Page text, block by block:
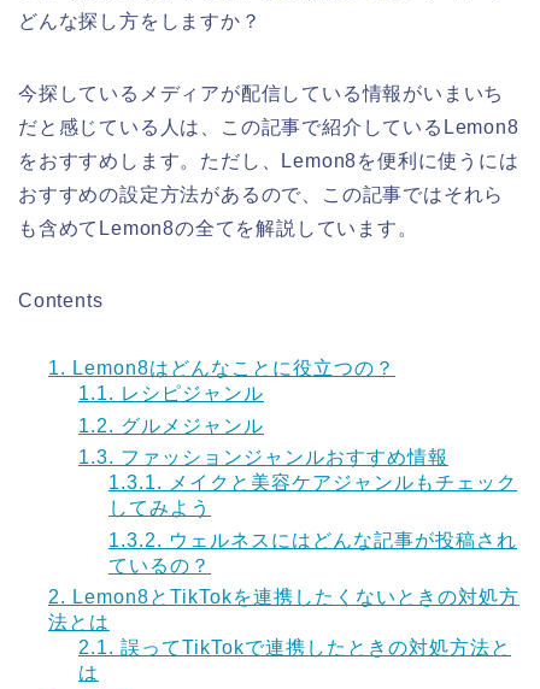
どんな探し方をしますか？
今探しているメディアが配信している情報がいまいち
だと感じている人は、この記事で紹介しているLemon8
をおすすめします。ただし、Lemon8を便利に使うには
おすすめの設定方法があるので、この記事ではそれら
も含めてLemon8の全てを解説しています。
Contents
1. Lemon8はどんなことに役立つの？
1.1. レシピジャンル
1.2. グルメジャンル
1.3. ファッションジャンルおすすめ情報
1.3.1.
メイクと美容ケアジャンルもチェック
してみよう
1.3.2. ウェルネスにはどんな記事が投稿され
ているの？
2. Lemon8とTikTokを連携したくないときの対処方
法とは
2.1. 誤ってTikTokで連携したときの対処方法と
は